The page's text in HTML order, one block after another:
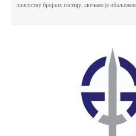
присуству бројних гостију, свечано је